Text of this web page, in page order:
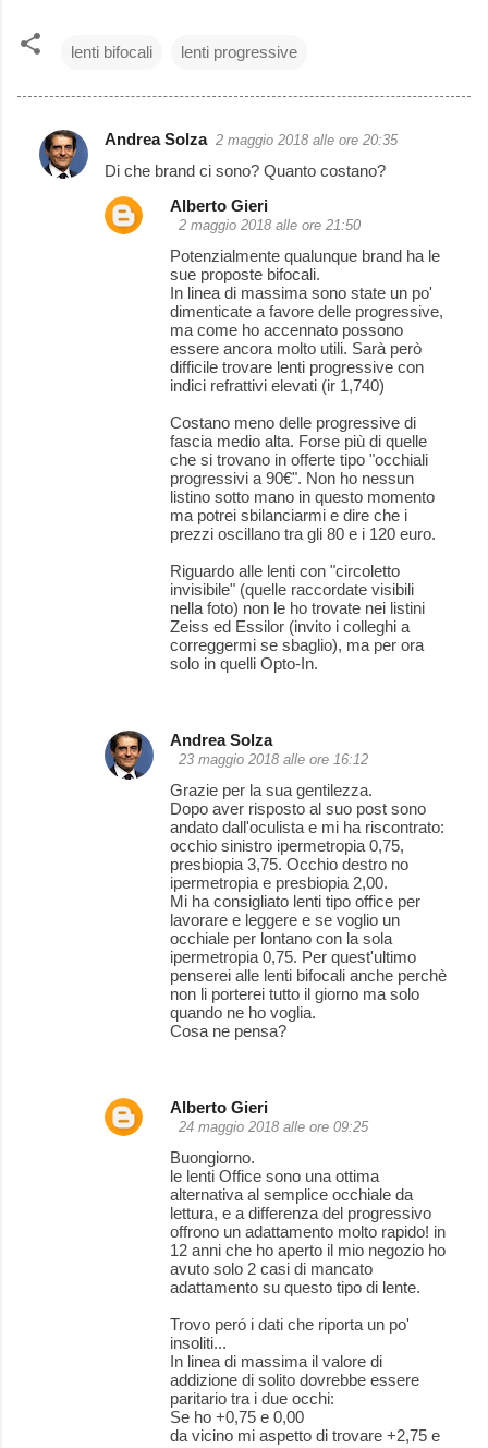
lenti bifocali lenti progressive
C
Andrea Solza 2 maggio 2018 alle ore 20:35
Di che brand ci sono? Quanto costano?
Alberto Gieri
2 maggio 2018 alle ore 21:50
Potenzialmente qualunque brand ha le
sue proposte bifocali.
In linea di massima sono state un po'
dimenticate a favore delle progressive,
ma come ho accennato possono
essere ancora molto utili. Sarà però
difficile trovare lenti progressive con
indici refrattivi elevati (ir 1,740)
Costano meno delle progressive di
fascia medio alta. Forse più di quelle
che si trovano in offerte tipo "occhiali
progressivi a 90€". Non ho nessun
listino sotto mano in questo momento
ma potrei sbilanciarmi e dire che i
prezzi oscillano tra gli 80 e i 120 euro.
Riguardo alle lenti con "circoletto
invisibile" (quelle raccordate visibili
nella foto) non le ho trovate nei listini
Zeiss ed Essilor (invito i colleghi a
correggermi se sbaglio), ma per ora
solo in quelli Opto-In.
Andrea Solza
23 maggio 2018 alle ore 16:12
Grazie per la sua gentilezza.
Dopo aver risposto al suo post sono
andato dall'oculista e mi ha riscontrato:
occhio sinistro ipermetropia 0,75,
presbiopia 3,75. Occhio destro no
ipermetropia e presbiopia 2,00.
Mi ha consigliato lenti tipo office per
lavorare e leggere e se voglio un
occhiale per lontano con la sola
ipermetropia 0,75. Per quest'ultimo
penserei alle lenti bifocali anche perchè
non li porterei tutto il giorno ma solo
quando ne ho voglia.
Cosa ne pensa?
Alberto Gieri
24 maggio 2018 alle ore 09:25
Buongiorno.
le lenti Office sono una ottima
alternativa al semplice occhiale da
lettura, e a differenza del progressivo
offrono un adattamento molto rapido! in
12 anni che ho aperto il mio negozio ho
avuto solo 2 casi di mancato
adattamento su questo tipo di lente.
Trovo peró i dati che riporta un po'
insoliti...
In linea di massima il valore di
addizione di solito dovrebbe essere
paritario tra i due occhi:
Se ho +0,75 e 0,00
da vicino mi aspetto di trovare +2,75 e